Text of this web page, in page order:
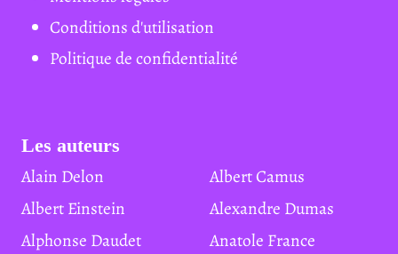
Conditions d'utilisation
Politique de confidentialité
Les auteurs
Alain Delon
Albert Camus
Albert Einstein
Alexandre Dumas
Alphonse Daudet
Anatole France